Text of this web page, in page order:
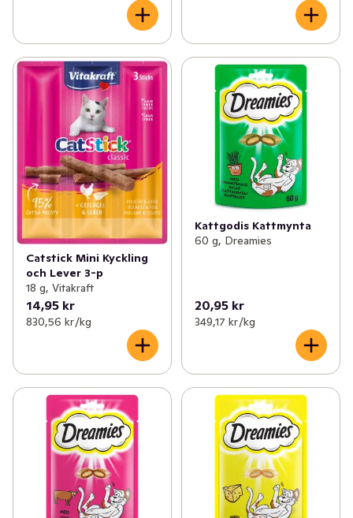
Catstick Mini Kyckling
och Lever 3-p
18 g, Vitakraft
14,95 kr
830,56 kr /kg
Kattgodis Kattmynta
60 g, Dreamies
20,95 kr
349,17 kr /kg